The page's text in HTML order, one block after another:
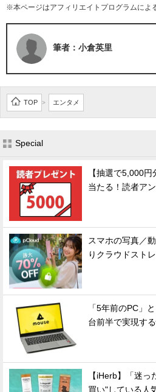
※本ページはアフィリエイトプログラムによ
筆者：小倉英里
TOP > エンタメ
Special
【抽選で5,000
当たる！読者ア
スマホの写真／
りクラウドスト
「5年前のPC」
台前半で実現す
【iHerb】「迷
買い"している人